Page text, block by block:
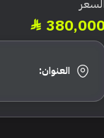
العنوان: